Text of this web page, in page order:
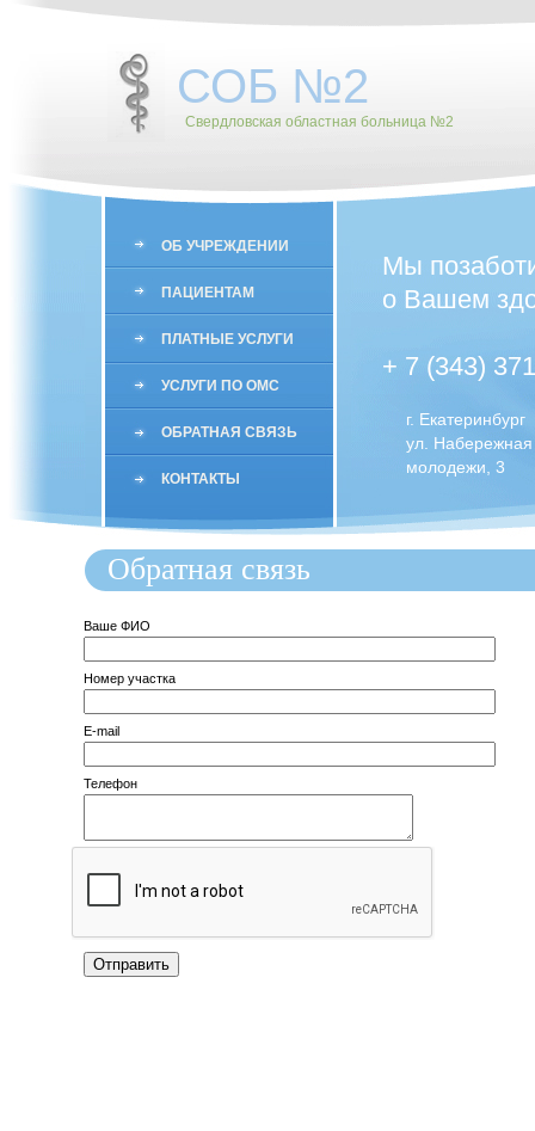
СОБ №2
Свердловская областная больница №2
ОБ УЧРЕЖДЕНИИ
ПАЦИЕНТАМ
ПЛАТНЫЕ УСЛУГИ
УСЛУГИ ПО ОМС
ОБРАТНАЯ СВЯЗЬ
КОНТАКТЫ
Мы
о Вашем
+ 7 (343)
г. Екатеринбург
ул.
молодежи, 3
Обратная связь
Ваше ФИО
Номер участка
E-mail
Телефон